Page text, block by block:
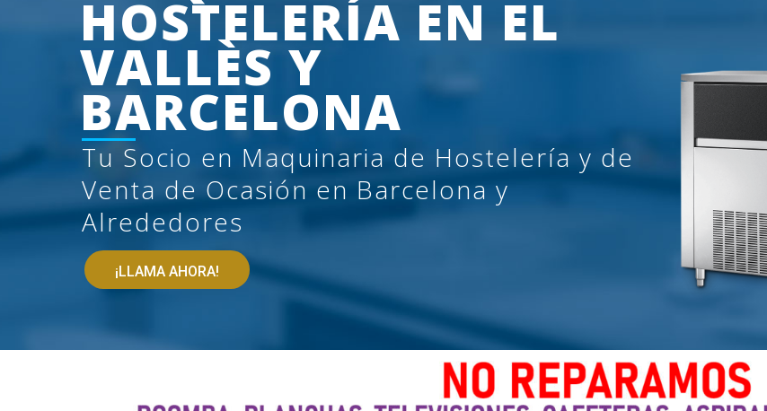
HOSTELERÍA EN EL
VALLÈS Y
BARCELONA
¡LLAMA AHORA!
Tu Socio en Maquinaria de Hostelería y de
Venta de Ocasión en Barcelona y
Alrededores